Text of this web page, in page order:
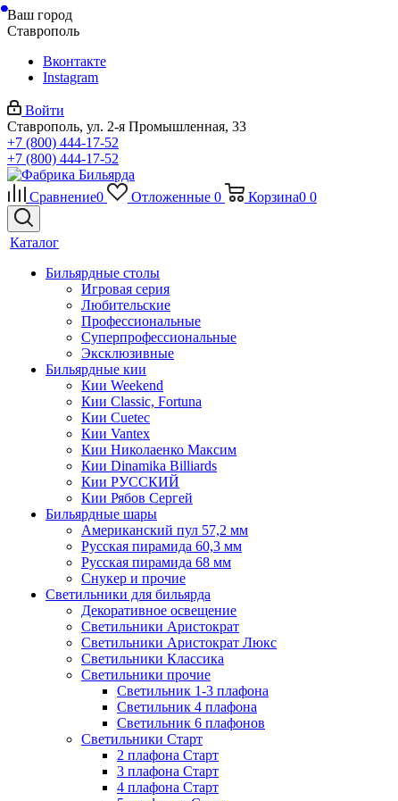
Ваш город
Ставрополь
Вконтакте
Instagram
Войти
Ставрополь, ул. 2-я Промышленная, 33
+7 (800) 444-17-52
+7 (800) 444-17-52
Сравнение0 Отложенные 0 Корзина0 0
Каталог
Бильярдные столы
Игровая серия
Любительские
Профессиональные
Суперпрофессиональные
Эксклюзивные
Бильярдные кии
Кии Weekend
Кии Classic, Fortuna
Кии Cuetec
Кии Vantex
Кии Николаенко Максим
Кии Dinamika Billiards
Кии РУССКИЙ
Кии Рябов Сергей
Бильярдные шары
Американский пул 57,2 мм
Русская пирамида 60,3 мм
Русская пирамида 68 мм
Снукер и прочие
Светильники для бильярда
Декоративное освещение
Светильники Аристократ
Светильники Аристократ Люкс
Светильники Классика
Светильники прочие
Светильник 1-3 плафона
Светильник 4 плафона
Светильник 6 плафонов
Светильники Старт
2 плафона Старт
3 плафона Старт
4 плафона Старт